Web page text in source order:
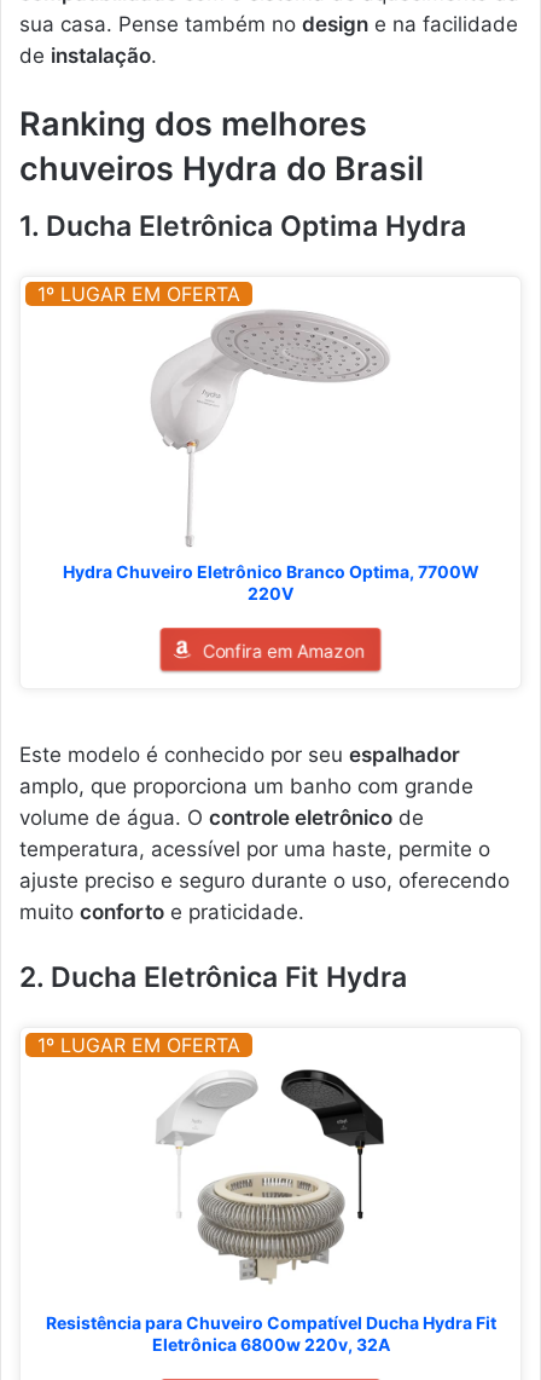
sua casa. Pense também no design e na facilidade
de instalação.
Ranking dos melhores
chuveiros Hydra do Brasil
1. Ducha Eletrônica Optima Hydra
1º LUGAR EM OFERTA
Hydra Chuveiro Eletrônico Branco Optima, 7700W
220V
Confira em Amazon
Este modelo é conhecido por seu espalhador
amplo, que proporciona um banho com grande
volume de água. O controle eletrônico de
temperatura, acessível por uma haste, permite o
ajuste preciso e seguro durante o uso, oferecendo
muito conforto e praticidade.
2. Ducha Eletrônica Fit Hydra
1º LUGAR EM OFERTA
Resistência para Chuveiro Compatível Ducha Hydra Fit
Eletrônica 6800w 220v, 32A